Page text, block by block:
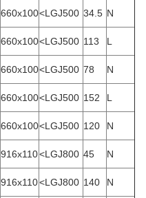
660x100<LGJ500 34.5 N
660x100<LGJ500 113 L
660x100<LGJ500 78 N
660x100<LGJ500 152 L
660x100<LGJ500 120 N
916x110<LGJ800 45 N
916x110<LGJ800 140 N